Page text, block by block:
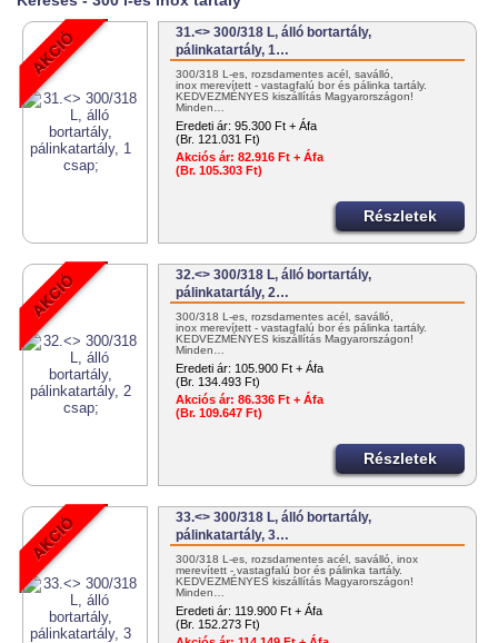
31.<> 300/318 L, álló bortartály,
pálinkatartály, 1…
300/318 L-es, rozsdamentes acél, saválló,
inox merevített - vastagfalú bor és pálinka tartály.
KEDVEZMÉNYES kiszállítás Magyarországon!
Minden…
Eredeti ár: 95.300 Ft + Áfa
(Br. 121.031 Ft)
Akciós ár: 82.916 Ft + Áfa
(Br. 105.303 Ft)
Részletek
32.<> 300/318 L, álló bortartály,
pálinkatartály, 2…
300/318 L-es, rozsdamentes acél, saválló,
inox merevített - vastagfalú bor és pálinka tartály.
KEDVEZMÉNYES kiszállítás Magyarországon!
Minden…
Eredeti ár: 105.900 Ft + Áfa
(Br. 134.493 Ft)
Akciós ár: 86.336 Ft + Áfa
(Br. 109.647 Ft)
Részletek
33.<> 300/318 L, álló bortartály,
pálinkatartály, 3…
300/318 L-es, rozsdamentes acél, saválló, inox
merevített - vastagfalú bor és pálinka tartály.
KEDVEZMÉNYES kiszállítás Magyarországon!
Minden…
Eredeti ár: 119.900 Ft + Áfa
(Br. 152.273 Ft)